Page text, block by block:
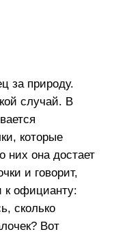
за природу.
случай. В
которые
них она достает
и говорит,
к официанту:
сколько
Вот